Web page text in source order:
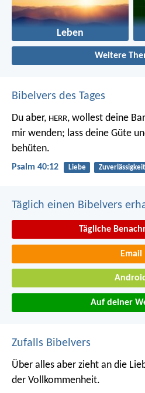
Leben
Weitere
Bibelvers des Tages
Du aber, HERR, wollest deine
mir wenden; lass deine Güte
behüten.
Psalm 40:12 Liebe Zuverlässigkeit
Täglich einen Bibelvers
Tägliche
Email
Auf deiner
Zufalls Bibelvers
Über alles aber zieht an die
der Vollkommenheit.